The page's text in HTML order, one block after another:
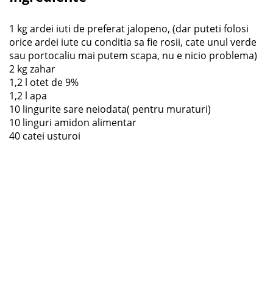
1 kg ardei iuti de preferat jalopeno, (dar puteti folosi
orice ardei iute cu conditia sa fie rosii, cate unul verde
sau portocaliu mai putem scapa, nu e nicio problema)
2 kg zahar
1,2 l otet de 9%
1,2 l apa
10 lingurite sare neiodata( pentru muraturi)
10 linguri amidon alimentar
40 catei usturoi